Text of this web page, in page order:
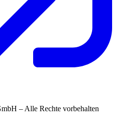
– Alle Rechte vorbehalten